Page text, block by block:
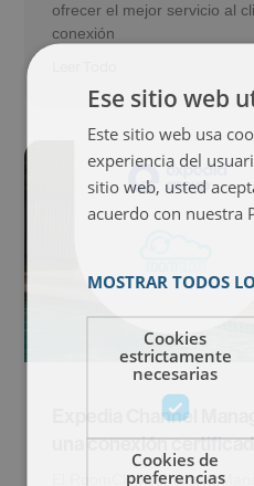
ofrecer el mejor servicio al
conexión
Expedia Channel
una conexión
El RoomCloud Channel
Ese sitio web
Este sitio web usa
experiencia del
sitio web, usted
acuerdo con nuestra
MOSTRAR TODOS
Cookies
estrictamente
necesarias
Cookies de
preferencias